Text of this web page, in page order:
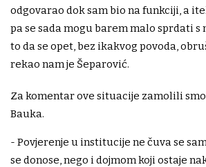
odgovarao dok sam bio na funkciji, a
pa se sada mogu barem malo sprdati s
to da se opet, bez ikakvog povoda,
rekao nam je Šeparović.
Za komentar ove situacije zamolili
Bauka.
- Povjerenje u institucije ne čuva se
se donose, nego i dojmom koji ostaje